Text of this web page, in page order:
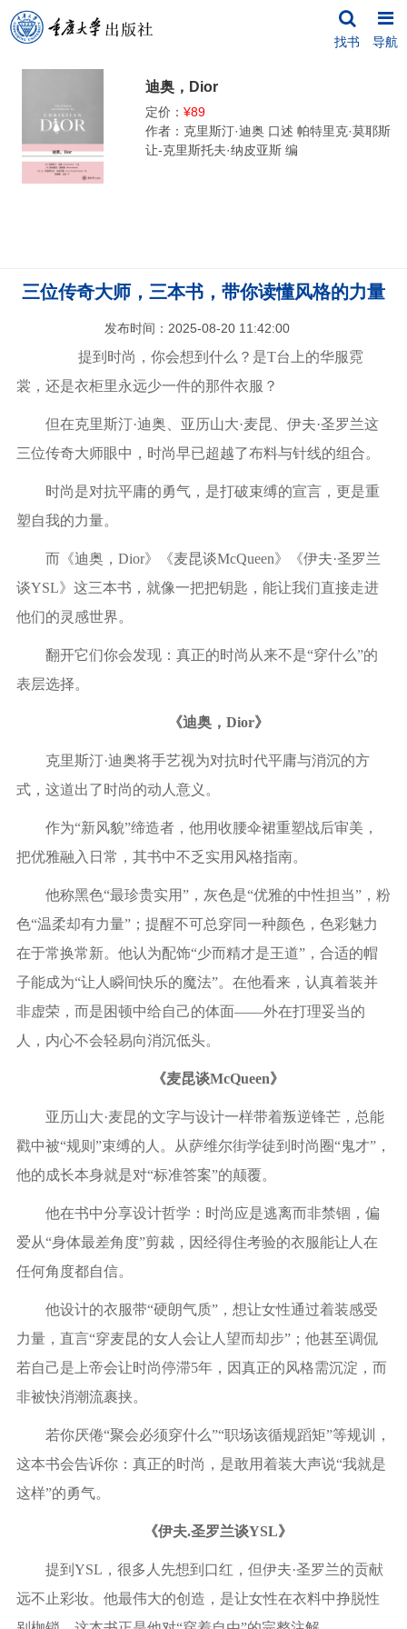
找书 导航
迪奥，Dior
定价： ¥89
作者：克里斯汀·迪奥 口述 帕特里克·莫耶斯
让-克里斯托夫·纳皮亚斯 编
三位传奇大师，三本书，带你读懂风格的力量
发布时间：2025-08-20 11:42:00
提到时尚，你会想到什么？是T台上的华服霓
裳，还是衣柜里永远少一件的那件衣服？
但在克里斯汀·迪奥、亚历山大·麦昆、伊夫·圣罗兰这
三位传奇大师眼中，时尚早已超越了布料与针线的组合。
时尚是对抗平庸的勇气，是打破束缚的宣言，更是重
塑自我的力量。
而《迪奥， Dior》《麦昆谈McQueen》《伊夫·圣罗兰
谈YSL》这三本书，就像一把把钥匙，能让我们直接走进
他们的灵感世界。
翻开它们你会发现：真正的时尚从来不是“穿什么”的
表层选择。
《迪奥， Dior》
克里斯汀·迪奥将手艺视为对抗时代平庸与消沉的方
式，这道出了时尚的动人意义。
作为“新风貌”缔造者，他用收腰伞裙重塑战后审美，
把优雅融入日常，其书中不乏实用风格指南。
他称黑色“最珍贵实用”，灰色是“优雅的中性担当”，粉
色“温柔却有力量”；提醒不可总穿同一种颜色，色彩魅力
在于常换常新。他认为配饰“少而精才是王道”，合适的帽
子能成为“让人瞬间快乐的魔法”。在他看来，认真着装并
非虚荣，而是困顿中给自己的体面——外在打理妥当的
人，内心不会轻易向消沉低头。
《麦昆谈McQueen》
亚历山大·麦昆的文字与设计一样带着叛逆锋芒，总能
戳中被“规则”束缚的人。从萨维尔街学徒到时尚圈“鬼才”，
他的成长本身就是对“标准答案”的颠覆。
他在书中分享设计哲学：时尚应是逃离而非禁锢，偏
爱从“身体最差角度”剪裁，因经得住考验的衣服能让人在
任何角度都自信。
他设计的衣服带“硬朗气质”，想让女性通过着装感受
力量，直言“穿麦昆的女人会让人望而却步”；他甚至调侃
若自己是上帝会让时尚停滞5年，因真正的风格需沉淀，而
非被快消潮流裹挟。
若你厌倦“聚会必须穿什么”“职场该循规蹈矩”等规训，
这本书会告诉你：真正的时尚，是敢用着装大声说“我就是
这样”的勇气。
《伊夫.圣罗兰谈YSL》
提到 YSL ，很多人先想到口红，但伊夫·圣罗兰的贡献
远不止彩妆。他最伟大的创造，是让女性在衣料中挣脱性